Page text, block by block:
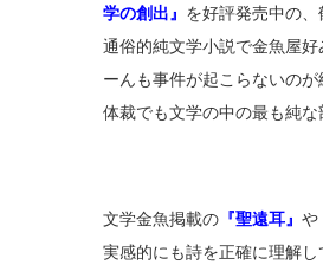
学の創出』 を好評発売中の
通俗的純文学小説で金魚屋
ーんも事件が起こらないの
体裁でも文学の中の最も純な
文学金魚掲載の 『聖遠耳』 や
実感的にも詩を正確に理解